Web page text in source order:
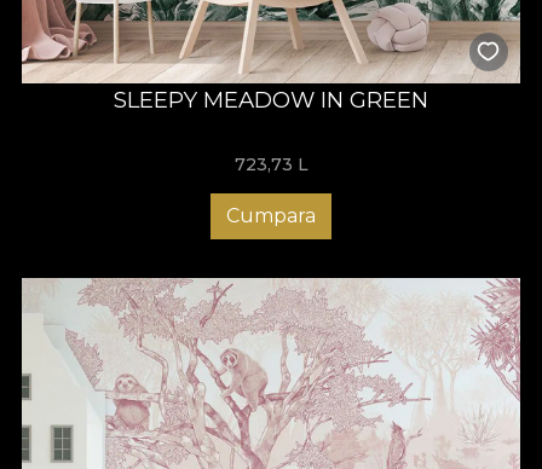
SLEEPY MEADOW IN GREEN
723,73 L
Cumpara